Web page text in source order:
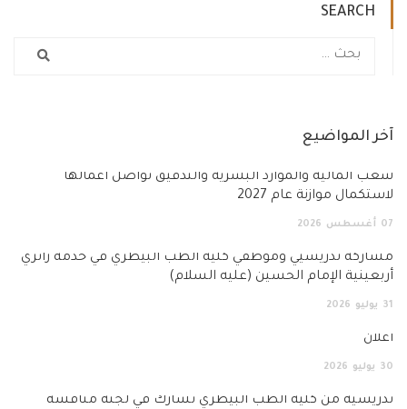
SEARCH
آخر المواضيع
شُعَب المالية والموارد البشرية والتدقيق تواصل أعمالها
لاستكمال موازنة عام 2027
07 أغسطس 2026
مشاركة تدريسيي وموظفي كلية الطب البيطري في خدمة زائري
أربعينية الإمام الحسين (عليه السلام)
31 يوليو 2026
اعلان
30 يوليو 2026
تدريسية من كلية الطب البيطري تشارك في لجنة مناقشة